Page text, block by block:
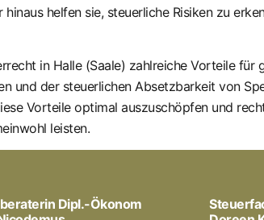
helfen sie, steuerliche Risiken zu
in Halle (Saale) zahlreiche Vorteile
und der steuerlichen Absetzbarkeit von
Vorteile optimal auszuschöpfen und
leisten.
Dipl.-Ökonom